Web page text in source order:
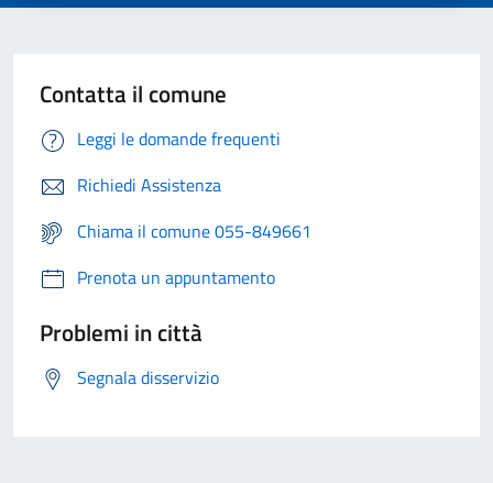
Contatta il comune
Leggi le domande frequenti
Richiedi Assistenza
Chiama il comune 055-849661
Prenota un appuntamento
Problemi in città
Segnala disservizio